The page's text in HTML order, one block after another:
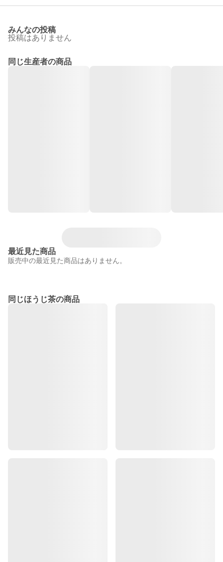
みんなの投稿
投稿はありません
同じ生産者の商品
最近見た商品
販売中の最近見た商品はありません。
同じほうじ茶の商品